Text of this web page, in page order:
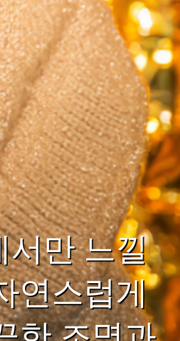
서만 느낄
연스럽게